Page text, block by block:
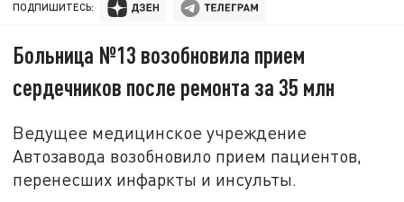
ПОДПИШИТЕСЬ:
Больница №13 возобновила прием
сердечников после ремонта за 35 млн
Ведущее медицинское учреждение
Автозавода возобновило прием пациентов,
перенесших инфаркты и инсульты.